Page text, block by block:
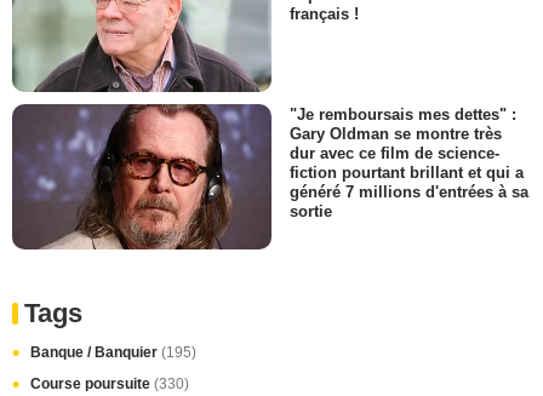
français !
"Je remboursais mes dettes" :
Gary Oldman se montre très
dur avec ce film de science-
fiction pourtant brillant et qui a
généré 7 millions d'entrées à sa
sortie
Tags
Banque / Banquier (195)
Course poursuite (330)